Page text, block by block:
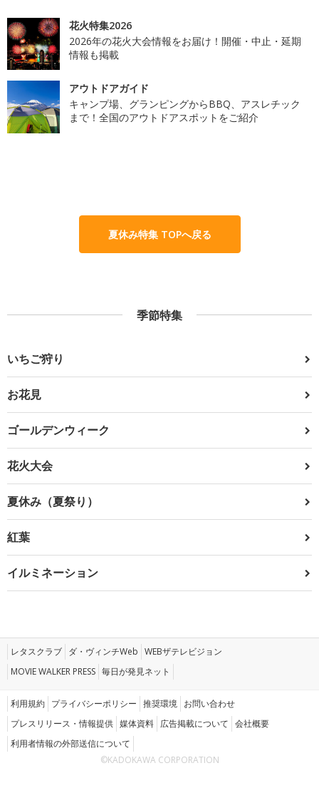
花火特集2026
2026年の花火大会情報をお届け！開催・中止・延期
情報も掲載
アウトドアガイド
キャンプ場、グランピングからBBQ、アスレチック
まで！全国のアウトドアスポットをご紹介
夏休み特集 TOPへ戻る
季節特集
いちご狩り
お花見
ゴールデンウィーク
花火大会
夏休み（夏祭り）
紅葉
イルミネーション
レタスクラブ ダ・ヴィンチWeb WEBザテレビジョン
MOVIE WALKER PRESS 毎日が発見ネット
利用規約 プライバシーポリシー 推奨環境 お問い合わせ
プレスリリース・情報提供 媒体資料 広告掲載について 会社概要
利用者情報の外部送信について
©KADOKAWA CORPORATION